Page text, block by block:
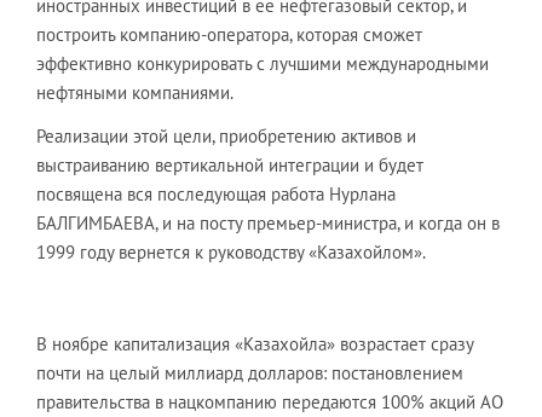
иностранных инвестиций в ее нефтегазовый сектор, и
построить компанию-оператора, которая сможет
эффективно конкурировать с лучшими международными
нефтяными компаниями.
Реализации этой цели, приобретению активов и
выстраиванию вертикальной интеграции и будет
посвящена вся последующая работа Нурлана
БАЛГИМБАЕВА, и на посту премьер-министра, и когда он в
1999 году вернется к руководству «Казахойлом».
В ноябре капитализация «Казахойла» возрастает сразу
почти на целый миллиард долларов: постановлением
правительства в нацкомпанию передаются 100% акций АО